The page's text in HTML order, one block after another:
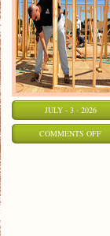
JULY - 3 - 2026
COMMENTS OFFON